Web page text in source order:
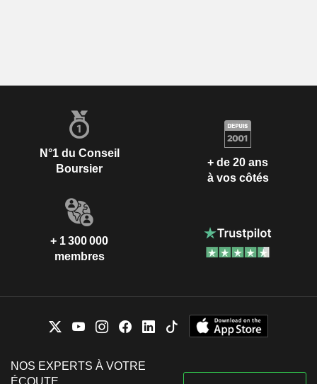
N°1 du Conseil
Boursier
+ de 20 ans
à vos côtés
+ 1 300 000
membres
NOS EXPERTS À VOTRE